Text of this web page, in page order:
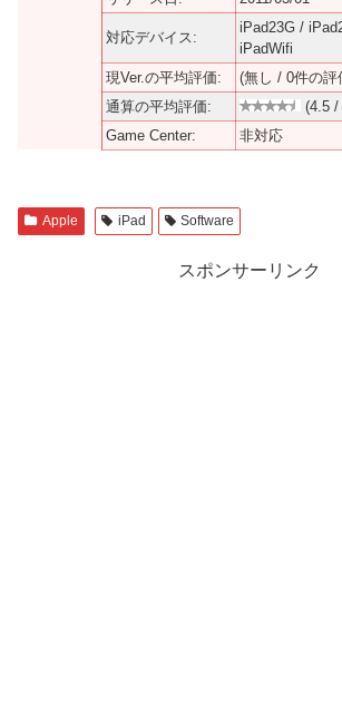
対応デバイス:
iPad23G /
iPadWifi
現Ver.の平均評価:
(無し / 0件の評
通算の平均評価:
(4.5 /
Game Center:
非対応
Apple iPad Software
スポンサーリンク